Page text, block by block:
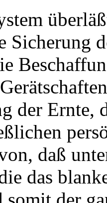
Sicherung
der Ernte,
daß
das